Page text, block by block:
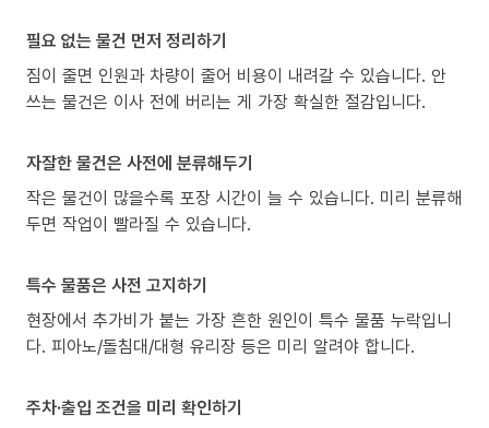
필요 없는 물건 먼저 정리하기
짐이 줄면 인원과 차량이 줄어 비용이 내려갈 수 있습니다. 안
쓰는 물건은 이사 전에 버리는 게 가장 확실한 절감입니다.
자잘한 물건은 사전에 분류해두기
작은 물건이 많을수록 포장 시간이 늘 수 있습니다. 미리 분류해
두면 작업이 빨라질 수 있습니다.
특수 물품은 사전 고지하기
현장에서 추가비가 붙는 가장 흔한 원인이 특수 물품 누락입니
다. 피아노/돌침대/대형 유리장 등은 미리 알려야 합니다.
주차·출입 조건을 미리 확인하기